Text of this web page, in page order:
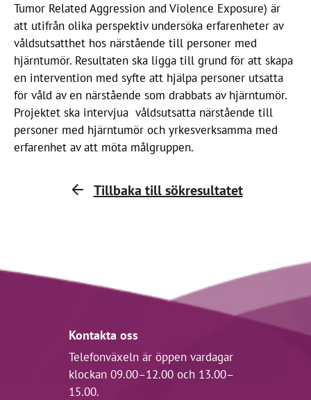
Tumor Related Aggression and Violence Exposure) är
att utifrån olika perspektiv undersöka erfarenheter av
våldsutsatthet hos närstående till personer med
hjärntumör. Resultaten ska ligga till grund för att skapa
en intervention med syfte att hjälpa personer utsatta
för våld av en närstående som drabbats av hjärntumör.
Projektet ska intervjua våldsutsatta närstående till
personer med hjärntumör och yrkesverksamma med
erfarenhet av att möta målgruppen.
Tillbaka till sökresultatet
Kontakta oss
Telefonväxeln är öppen vardagar
klockan 09.00–12.00 och 13.00–
15.00.